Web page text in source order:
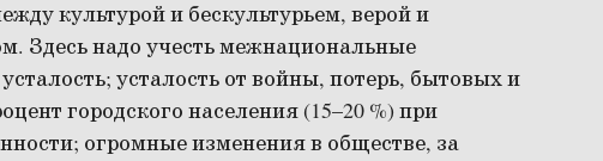
культурой и бескультурьем, верой и
Здесь надо учесть межнациональные
усталость от войны, потерь, бытовых и
городского населения (15–20 %) при
огромные изменения в обществе, за